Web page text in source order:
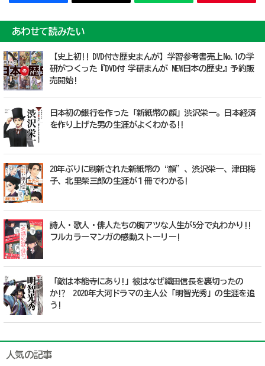
あわせて読みたい
【史上初!! DVD付き歴史まんが】学習参考書売上No.1の学
研がつくった『DVD付 学研まんが NEW日本の歴史』予約販
売開始!
日本初の銀行を作った「新紙幣の顔」渋沢栄一。日本経済
を作り上げた男の生涯がよくわかる!!
20年ぶりに刷新された新紙幣の“顔”、渋沢栄一、津田梅
子、北里柴三郎の生涯が１冊でわかる!
詩人・歌人・俳人たちの胸アツな人生が5分で丸わかり!!
フルカラーマンガの感動ストーリー!
「敵は本能寺にあり!」彼はなぜ織田信長を裏切ったの
か!? 2020年大河ドラマの主人公「明智光秀」の生涯を追
う!
人気の記事